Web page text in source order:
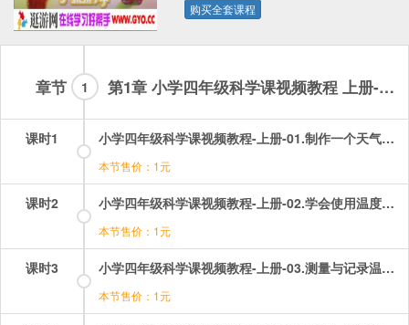
购买全套课程
章节 第1章 小学四年级科学课视频教程 上册-试看章节
1
课时1 小学四年级科学课视频教程-上册-01.制作一个天气日历.mp4
本节售价：1元
课时2 小学四年级科学课视频教程-上册-02.学会使用温度计.mp4
本节售价：1元
课时3 小学四年级科学课视频教程-上册-03.测量与记录温度.mp4
本节售价：1元